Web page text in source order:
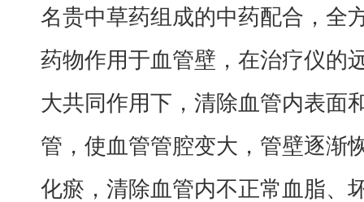
名贵中草药组成的中药配合，全
药物作用于血管壁，在治疗仪的
大共同作用下，清除血管内表面
管，使血管管腔变大，管壁逐渐
化瘀，清除血管内不正常血脂、